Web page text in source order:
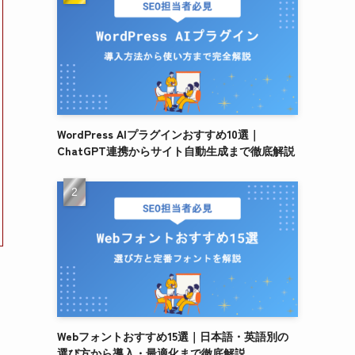
WordPress AIプラグインおすすめ10選｜
ChatGPT連携からサイト自動生成まで徹底解説
Webフォントおすすめ15選｜日本語・英語別の